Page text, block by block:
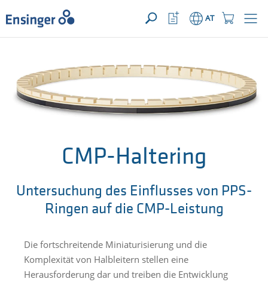
IHRE ANFRAGE ({{productCount}} Produkte)ÖFFNEN
home_logo_aria AT
Ihnen
helfen?
CMP-Haltering
Untersuchung des Einflusses von PPS-
Ringen auf die CMP-Leistung
Die fortschreitende Miniaturisierung und die
Komplexität von Halbleitern stellen eine
Herausforderung dar und treiben die Entwicklung